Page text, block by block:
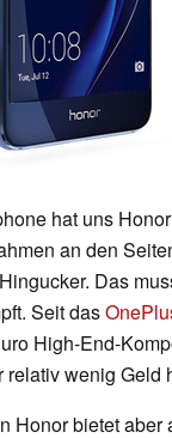
hat uns
an den
Das
Seit das
High-End-
wenig Geld
Honor bietet